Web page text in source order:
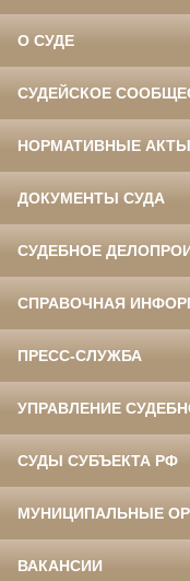
О СУДЕ
СУДЕЙСКОЕ
НОРМАТИВНЫЕ АКТЫ
ДОКУМЕНТЫ СУДА
СУДЕБНОЕ
СПРАВОЧНАЯ
ПРЕСС-СЛУЖБА
УПРАВЛЕНИЕ
СУДЫ СУБЪЕКТА РФ
МУНИЦИПАЛЬНЫЕ
ВАКАНСИИ